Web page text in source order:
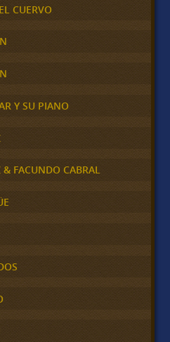
CUERVO
Y SU PIANO
& FACUNDO CABRAL